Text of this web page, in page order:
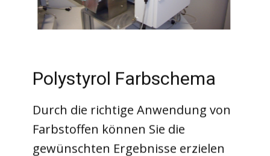
Polystyrol Farbschema
Durch die richtige Anwendung von
Farbstoffen können Sie die
gewünschten Ergebnisse erzielen